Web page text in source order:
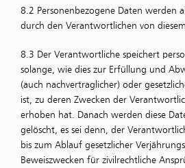
8.2 Personenbezogene Daten werden
durch den Verantwortlichen von
8.3 Der Verantwortliche speichert
solange, wie dies zur Erfüllung und
(auch nachvertraglicher) oder
ist, zu deren Zwecken der
erhoben hat. Danach werden diese
gelöscht, es sei denn, der
bis zum Ablauf gesetzlicher
Beweiszwecken für zivilrechtliche